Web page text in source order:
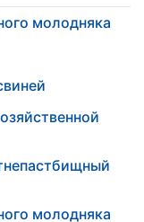
молодняка
молодняка